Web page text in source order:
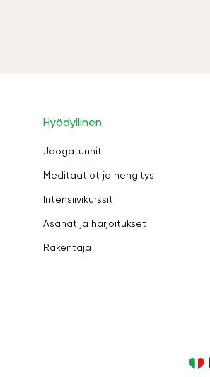
Hyödyllinen
Joogatunnit
Meditaatiot ja hengitys
Intensiivikurssit
Asanat ja harjoitukset
Rakentaja